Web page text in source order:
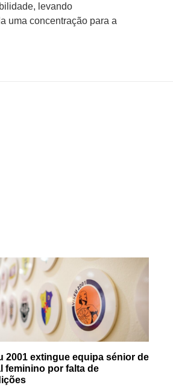
levando
uma concentração para a
2001 extingue equipa sénior de
feminino por falta de